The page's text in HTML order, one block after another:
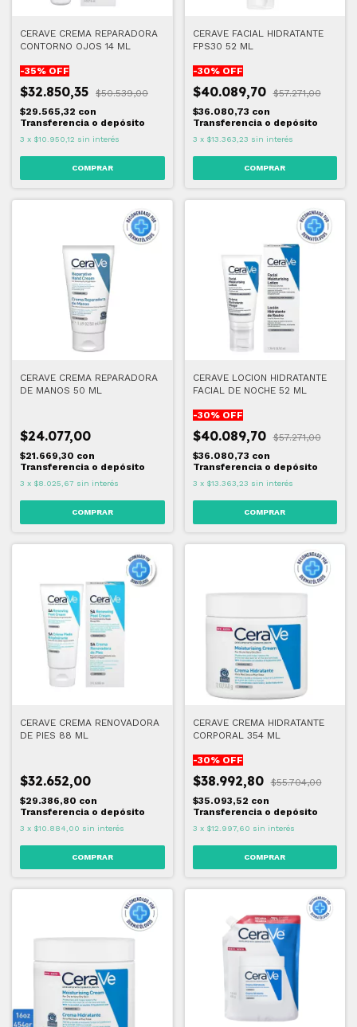
CERAVE CREMA REPARADORA
CONTORNO OJOS 14 ML
-35% OFF
$32.850,35
$50.539,00
$29.565,32 con
Transferencia o depósito
3 x $10.950,12 sin interés
CERAVE FACIAL HIDRATANTE
FPS30 52 ML
-30% OFF
$40.089,70
$57.271,00
$36.080,73 con
Transferencia o depósito
3 x $13.363,23 sin interés
CERAVE CREMA REPARADORA
DE MANOS 50 ML
$24.077,00
$21.669,30 con
Transferencia o depósito
3 x $8.025,67 sin interés
CERAVE LOCION HIDRATANTE
FACIAL DE NOCHE 52 ML
-30% OFF
$40.089,70
$57.271,00
$36.080,73 con
Transferencia o depósito
3 x $13.363,23 sin interés
CERAVE CREMA RENOVADORA
DE PIES 88 ML
$32.652,00
$29.386,80 con
Transferencia o depósito
3 x $10.884,00 sin interés
CERAVE CREMA HIDRATANTE
CORPORAL 354 ML
-30% OFF
$38.992,80
$55.704,00
$35.093,52 con
Transferencia o depósito
3 x $12.997,60 sin interés